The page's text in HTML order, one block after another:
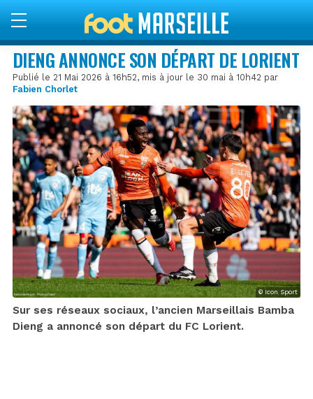
DIENG ANNONCE SON DÉPART DE LORIENT
Publié le 21 Mai 2026 à 16h52, mis à jour le 30 mai à 10h42 par
Fabien Chorlet
© Icon Sport
Sur ses réseaux sociaux, l’ancien Marseillais Bamba
Dieng a annoncé son départ du FC Lorient.